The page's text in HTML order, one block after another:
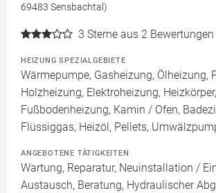
69483 Sensbachtal)
3 Sterne aus 2 Bewertungen
HEIZUNG SPEZIALGEBIETE
Wärmepumpe, Gasheizung, Ölheizung,
Holzheizung, Elektroheizung, Heizkörper,
Fußbodenheizung, Kamin / Ofen,
Flüssiggas, Heizöl, Pellets,
ANGEBOTENE TÄTIGKEITEN
Wartung, Reparatur, Neuinstallation /
Austausch, Beratung, Hydraulischer